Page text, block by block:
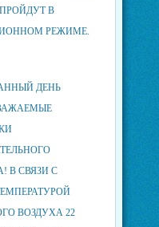
В
РЕЖИМЕ.
ДЕНЬ
В СВЯЗИ С
ВОЗДУХА 22